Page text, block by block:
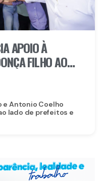
APOIO À
FILHO AO
e Antonio Coelho
lado de prefeitos e